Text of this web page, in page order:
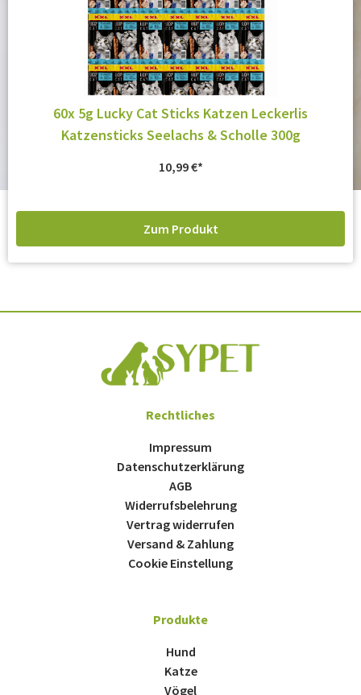
60x 5g Lucky Cat Sticks Katzen Leckerlis
Katzensticks Seelachs & Scholle 300g
10,99€
Zum Produkt
Rechtliches
Impressum
Datenschutzerklärung
AGB
Widerrufsbelehrung
Vertrag widerrufen
Versand & Zahlung
Cookie Einstellung
Produkte
Hund
Katze
Vögel